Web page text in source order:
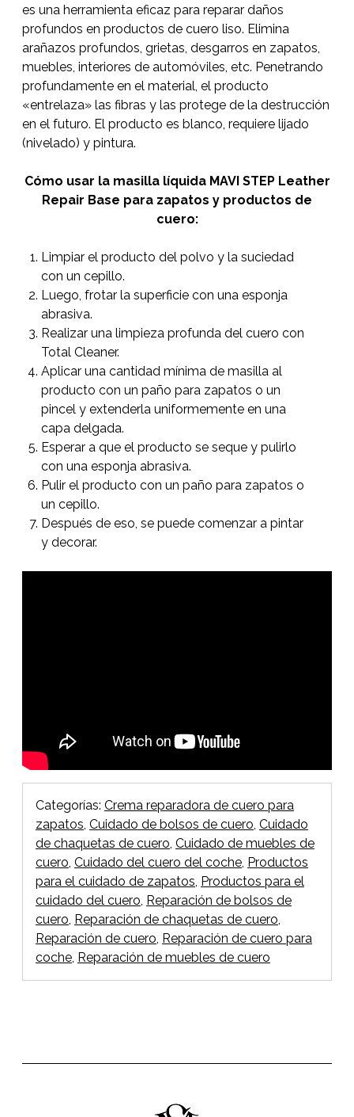
es una herramienta eficaz para reparar daños
profundos en productos de cuero liso. Elimina
arañazos profundos, grietas, desgarros en zapatos,
muebles, interiores de automóviles, etc. Penetrando
profundamente en el material, el producto
«entrelaza» las fibras y las protege de la destrucción
en el futuro. El producto es blanco, requiere lijado
(nivelado) y pintura.
Cómo usar la masilla líquida MAVI STEP Leather
Repair Base para zapatos y productos de
cuero:
Limpiar el producto del polvo y la suciedad
con un cepillo.
Luego, frotar la superficie con una esponja
abrasiva.
Realizar una limpieza profunda del cuero con
Total Cleaner.
Aplicar una cantidad mínima de masilla al
producto con un paño para zapatos o un
pincel y extenderla uniformemente en una
capa delgada.
Esperar a que el producto se seque y pulirlo
con una esponja abrasiva.
Pulir el producto con un paño para zapatos o
un cepillo.
Después de eso, se puede comenzar a pintar
y decorar.
Categorías: Crema reparadora de cuero para
zapatos Cuidado de bolsos de cuero Cuidado
de chaquetas de cuero Cuidado de muebles de
cuero Cuidado del cuero del coche Productos
para el cuidado de zapatos Productos para el
cuidado del cuero Reparación de bolsos de
cuero Reparación de chaquetas de cuero
Reparación de cuero Reparación de cuero para
coche Reparación de muebles de cuero